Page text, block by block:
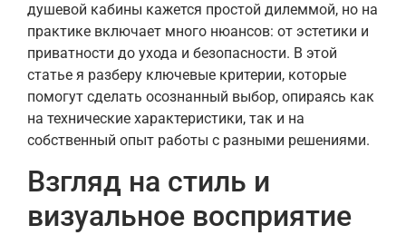
душевой кабины кажется простой дилеммой, но на
практике включает много нюансов: от эстетики и
приватности до ухода и безопасности. В этой
статье я разберу ключевые критерии, которые
помогут сделать осознанный выбор, опираясь как
на технические характеристики, так и на
собственный опыт работы с разными решениями.
Взгляд на стиль и
визуальное восприятие